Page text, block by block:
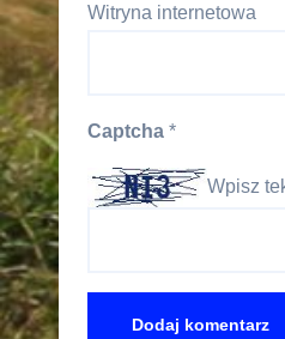
Witryna internetowa
Captcha *
Wpisz